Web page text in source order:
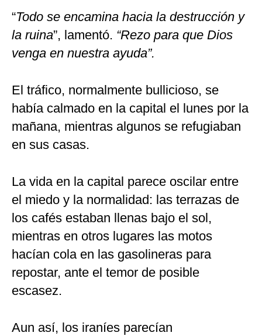
“Todo se encamina hacia la destrucción y
la ruina”, lamentó. “Rezo para que Dios
venga en nuestra ayuda”.
El tráfico, normalmente bullicioso, se
había calmado en la capital el lunes por la
mañana, mientras algunos se refugiaban
en sus casas.
La vida en la capital parece oscilar entre
el miedo y la normalidad: las terrazas de
los cafés estaban llenas bajo el sol,
mientras en otros lugares las motos
hacían cola en las gasolineras para
repostar, ante el temor de posible
escasez.
Aun así, los iraníes parecían